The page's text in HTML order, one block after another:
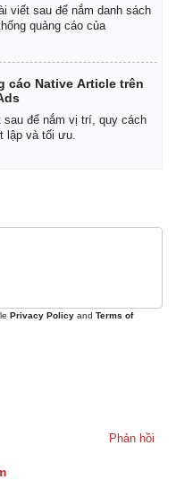
viết sau để nắm danh sách
quảng cáo của
cáo Native Article trên
sau để nắm vị trí, quy cách
lập và tối ưu.
Privacy Policy and Terms of
Phản hồi